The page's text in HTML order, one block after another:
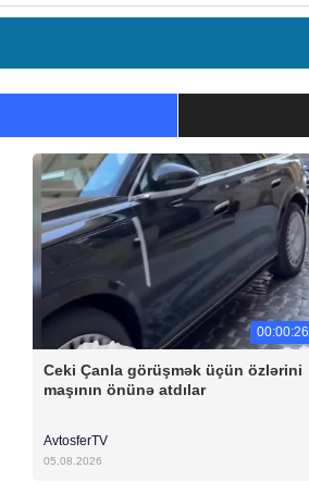
00:00:26
Ceki Çanla görüşmək üçün özlərini
maşının önünə atdılar
AvtosferTV
05.08.2026